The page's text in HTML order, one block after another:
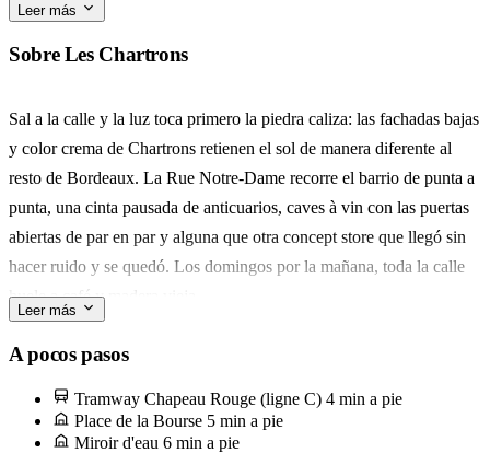
que viajan con los más pequeños.
de la rue Notre-Dame permanecen abiertas hasta bien entrada la
tarde.
Pensado para una pareja que quiere un baño tras un largo paseo, o
cuatro amigos que prefieren cocinar a reservar mesa. Lo que se
queda contigo es el jardín — algo poco común en esta parte de
Bordeaux.
Leer más
Sobre Les Chartrons
Sal a la calle y la luz toca primero la piedra caliza: las fachadas bajas
y color crema de Chartrons retienen el sol de manera diferente al
resto de Bordeaux. La Rue Notre-Dame recorre el barrio de punta a
punta, una cinta pausada de anticuarios, caves à vin con las puertas
abiertas de par en par y alguna que otra concept store que llegó sin
hacer ruido y se quedó. Los domingos por la mañana, toda la calle
huele a café y madera vieja.
Para echar el ancla de verdad, acércate al Marché des Chartrons
y recoge a las 13h. Pide una docena de ostras del puesto del Bassin
d'Arcachon y una copa de Entre-deux-Mers, come de pie junto a un
Leer más
A pocos pasos
Tramway Chapeau Rouge (ligne C) 4 min a pie
Place de la Bourse 5 min a pie
Miroir d'eau 6 min a pie